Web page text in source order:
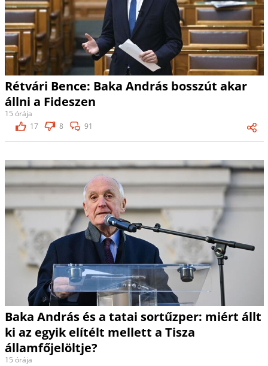
Rétvári Bence: Baka András bosszút akar
állni a Fideszen
15 órája
17
8 91
Baka András és a tatai sortűzper: miért állt
ki az egyik elítélt mellett a Tisza
államfőjelöltje?
15 órája